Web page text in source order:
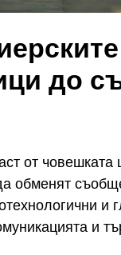
до
от
обменят
и
и